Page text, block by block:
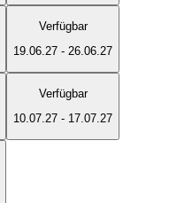
Verfügbar
19.06.27 - 26.06.27
Verfügbar
10.07.27 - 17.07.27